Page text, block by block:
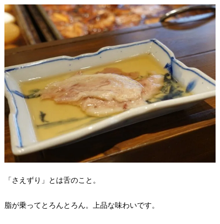
「さえずり」とは舌のこと。
脂が乗ってとろんとろん。上品な味わいです。